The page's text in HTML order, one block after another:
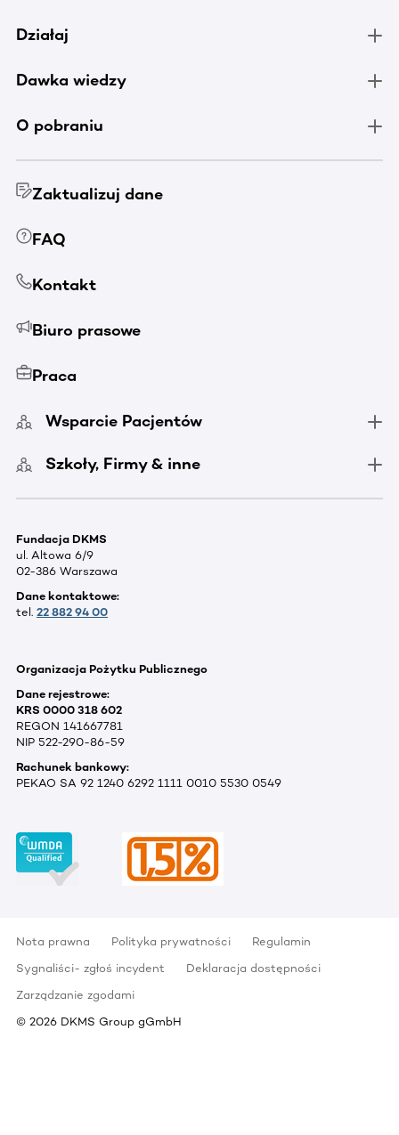
Działaj
Dawka wiedzy
O pobraniu
Zaktualizuj dane
FAQ
Kontakt
Biuro prasowe
Praca
Wsparcie Pacjentów
Szkoły, Firmy & inne
Fundacja DKMS
ul. Altowa 6/9
02-386 Warszawa
Dane kontaktowe:
tel. 22 882 94 00
Organizacja Pożytku Publicznego
Dane rejestrowe:
KRS 0000 318 602
REGON 141667781
NIP 522-290-86-59
Rachunek bankowy:
PEKAO SA 92 1240 6292 1111 0010 5530 0549
Nota prawna Polityka prywatności
Regulamin
Sygnaliści- zgłoś incydent
Deklaracja dostępności
Zarządzanie zgodami
© 2026 DKMS Group gGmbH